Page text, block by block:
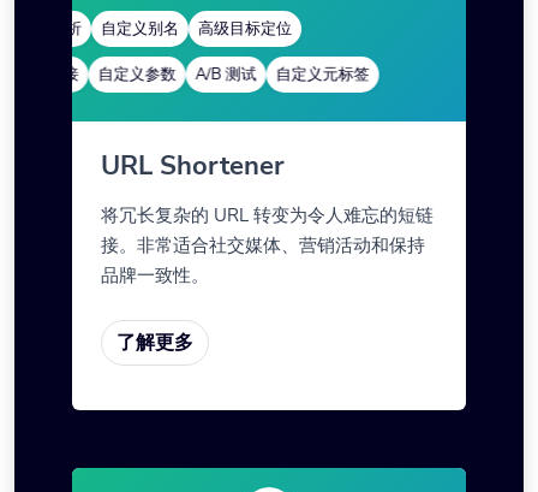
自定义别名 高级目标定位
自定义参数 A/B 测试 自定义元标签
URL Shortener
将冗长复杂的 URL 转变为令人难忘的短链
接。非常适合社交媒体、营销活动和保持
品牌一致性。
了解更多